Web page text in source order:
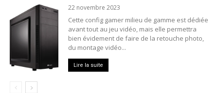
22 novembre 2023
Cette config gamer milieu de gamme est dédiée
avant tout au jeu vidéo, mais elle permettra
bien évidement de faire de la retouche photo,
du montage vidéo...
Lire la suite